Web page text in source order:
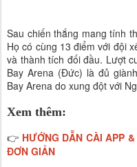
Sau chiến thắng mang tính
Họ có cùng 13 điểm với đội
và thành tích đối đầu. Lượt
Bay Arena (Đức) là đủ
Bay Arena do xung đột với
Xem thêm:
👉 HƯỚNG DẪN CÀI APP
ĐƠN GIẢN